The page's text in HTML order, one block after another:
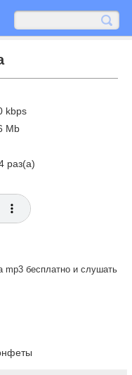
kbps
Mb
раз(а)
mp3 бесплатно и слушать